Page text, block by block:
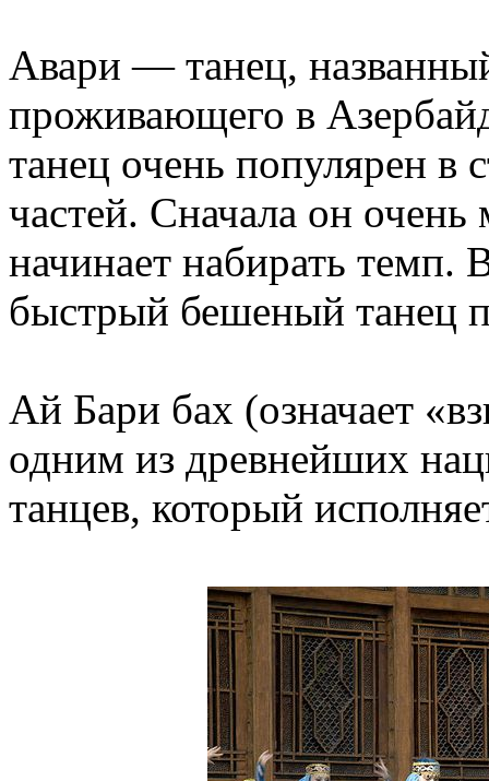
Авари — танец,
проживающего в
танец очень популярен в
частей. Сначала он
начинает набирать
быстрый бешеный танец
Ай Бари бах (означает
одним из древнейших
танцев, который